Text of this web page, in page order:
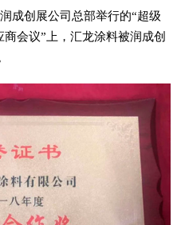
创展公司总部举行的“超级
会议”上，汇龙涂料被润成创